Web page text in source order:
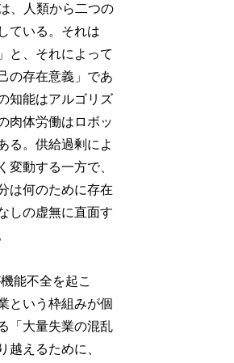
、人類から二つの
ている。それは
と、それによって
の存在意義」であ
知能はアルゴリズ
肉体労働はロボッ
る。供給過剰によ
変動する一方で、
は何のために存在
しの虚無に直面す
能不全を起こ
という枠組みが個
「大量失業の混乱
越えるために、